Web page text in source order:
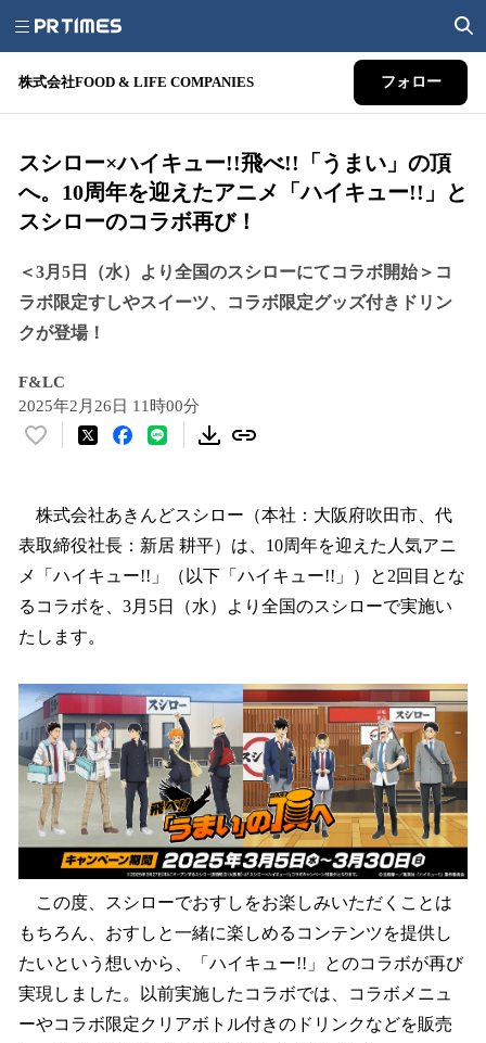
株式会社FOOD & LIFE COMPANIES フォロー
スシロー×ハイキュー!!飛べ!!「うまい」の頂
へ。10周年を迎えたアニメ「ハイキュー!!」と
スシローのコラボ再び！
＜3月5日（水）より全国のスシローにてコラボ開始＞コ
ラボ限定すしやスイーツ、コラボ限定グッズ付きドリン
クが登場！
F&LC
2025年2月26日 11時00分
い
！
数
を
読
み
込
み
で
す
株式会社あきんどスシロー（本社：大阪府吹田市、代
表取締役社長：新居 耕平）は、10周年を迎えた人気アニ
メ「ハイキュー!!」（以下「ハイキュー!!」）と2回目とな
るコラボを、3月5日（水）より全国のスシローで実施い
たします。
この度、スシローでおすしをお楽しみいただくことは
もちろん、おすしと一緒に楽しめるコンテンツを提供し
たいという想いから、「ハイキュー!!」とのコラボが再び
実現しました。以前実施したコラボでは、コラボメニュ
ーやコラボ限定クリアボトル付きのドリンクなどを販売